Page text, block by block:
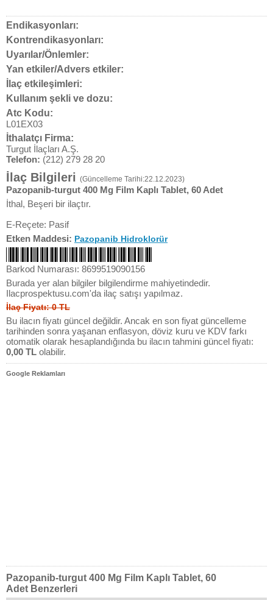
Endikasyonları:
Kontrendikasyonları:
Uyarılar/Önlemler:
Yan etkiler/Advers etkiler:
İlaç etkileşimleri:
Kullanım şekli ve dozu:
Atc Kodu:
L01EX03
İthalatçı Firma:
Turgut İlaçları A.Ş.
Telefon: (212) 279 28 20
İlaç Bilgileri (Güncelleme Tarihi:22.12.2023)
Pazopanib-turgut 400 Mg Film Kaplı Tablet, 60 Adet
İthal, Beşeri bir ilaçtır.
E-Reçete: Pasif
Etken Maddesi: Pazopanib Hidroklorür
Barkod Numarası: 8699519090156
Burada yer alan bilgiler bilgilendirme mahiyetindedir.
Ilacprospektusu.com'da ilaç satışı yapılmaz.
İlaç Fiyatı: 0 TL
Bu ilacın fiyatı güncel değildir. Ancak en son fiyat güncelleme
tarihinden sonra yaşanan enflasyon, döviz kuru ve KDV farkı
otomatik olarak hesaplandığında bu ilacın tahmini güncel fiyatı:
0,00 TL olabilir.
Google Reklamları
Pazopanib-turgut 400 Mg Film Kaplı Tablet, 60
Adet Benzerleri